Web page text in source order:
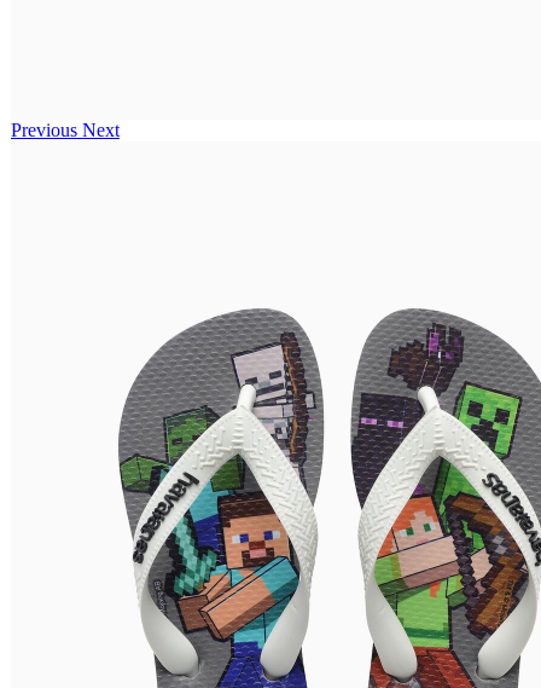
Previous Next